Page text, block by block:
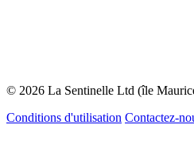
© 2026 La Sentinelle Ltd (île
Conditions d'utilisation Contactez-